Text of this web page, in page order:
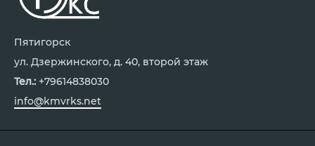
Пятигорск
ул. Дзержинского, д. 40, второй этаж
Тел.: +79614838030
info@kmvrks.net